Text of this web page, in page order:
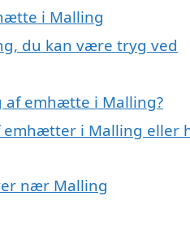
i Malling
du kan være tryg ved
af emhætte i Malling?
i Malling eller
nær Malling